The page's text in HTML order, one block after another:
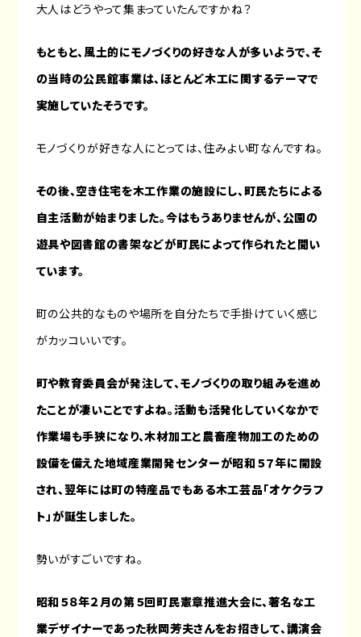
大人はどうやって集まっていたんですかね？
もともと、風土的にモノづくりの好きな人が多いようで、そ
の当時の公民館事業は、ほとんど木工に関するテーマで
実施していたそうです。
モノづくりが好きな人にとっては、住みよい町なんですね。
その後、空き住宅を木工作業の施設にし、町民たちによる
自主活動が始まりました。今はもうありませんが、公園の
遊具や図書館の書架などが町民によって作られたと聞い
ています。
町の公共的なものや場所を自分たちで手掛けていく感じ
がカッコいいです。
町や教育委員会が発注して、モノづくりの取り組みを進め
たことが凄いことですよね。活動も活発化していくなかで
作業場も手狭になり、木材加工と農畜産物加工のための
設備を備えた地域産業開発センターが昭和５７年に開設
され、翌年には町の特産品でもある木工芸品「オケクラフ
ト」が誕生しました。
勢いがすごいですね。
昭和５８年２月の第５回町民憲章推進大会に、著名な工
業デザイナーであった秋岡芳夫さんをお招きして、講演会